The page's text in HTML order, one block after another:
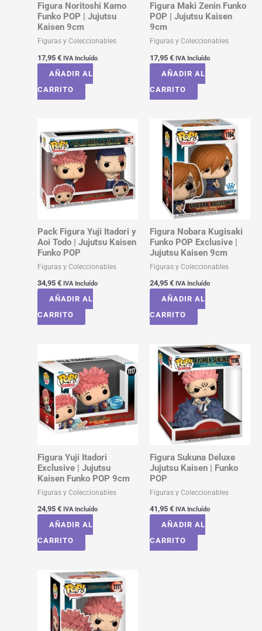
Figura Noritoshi Kamo
Funko POP | Jujutsu
Kaisen 9cm
Figuras y Coleccionables
17,95 € IVA Incluído
AÑADIR AL
CARRITO
Figura Maki Zenin Funko
POP | Jujutsu Kaisen
9cm
Figuras y Coleccionables
17,95 € IVA Incluído
AÑADIR AL
CARRITO
Pack Figura Yuji Itadori y
Aoi Todo | Jujutsu Kaisen
Funko POP
Figuras y Coleccionables
34,95 € IVA Incluído
AÑADIR AL
CARRITO
Figura Nobara Kugisaki
Funko POP Exclusive |
Jujutsu Kaisen 9cm
Figuras y Coleccionables
24,95 € IVA Incluído
AÑADIR AL
CARRITO
Figura Yuji Itadori
Exclusive | Jujutsu
Kaisen Funko POP 9cm
Figuras y Coleccionables
24,95 € IVA Incluído
AÑADIR AL
CARRITO
Figura Sukuna Deluxe
Jujutsu Kaisen | Funko
POP
Figuras y Coleccionables
41,95 € IVA Incluído
AÑADIR AL
CARRITO